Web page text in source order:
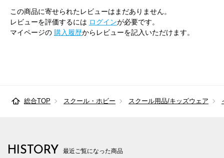
この商品に寄せられたレビューはまだありません。
レビューを評価するには ログインが必要です。
マイページの 購入履歴からレビューを記入いただけます。
総合TOP スクール・ホビー スクール用品/キッズウェア
HISTORY 最近ご覧になった商品